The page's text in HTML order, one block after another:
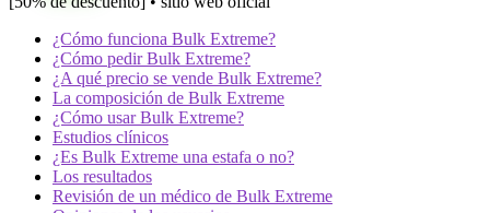
¿Cómo funciona Bulk Extreme?
¿Cómo pedir Bulk Extreme?
¿A qué precio se vende Bulk Extreme?
La composición de Bulk Extreme
¿Cómo usar Bulk Extreme?
Estudios clínicos
¿Es Bulk Extreme una estafa o no?
Los resultados
Revisión de un médico de Bulk Extreme